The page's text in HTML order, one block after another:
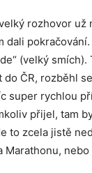
rozhovor
dali
(velký
ČR, rozběhl
super rychlou
přijel, tam
to zcela jistě
Marathonu,